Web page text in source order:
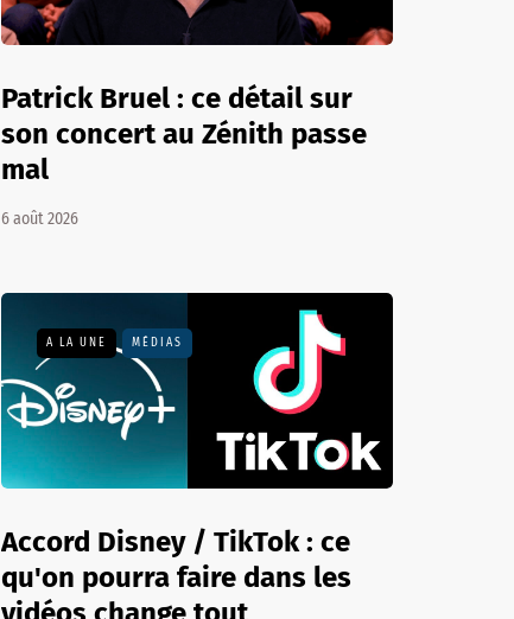
Patrick Bruel : ce détail sur
son concert au Zénith passe
mal
6 août 2026
A LA UNE MÉDIAS
Accord Disney / TikTok : ce
qu'on pourra faire dans les